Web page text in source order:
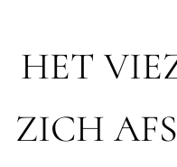
HET
ZICH